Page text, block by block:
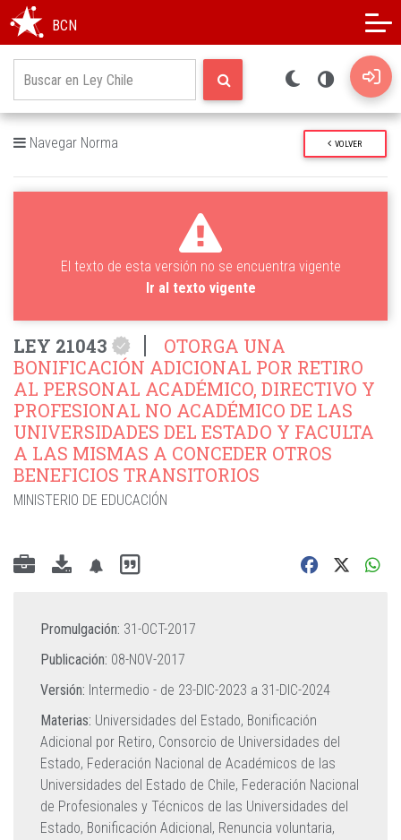
BCN
Navegar Norma VOLVER
El texto de esta versión no se encuentra vigente
Ir al texto vigente
LEY 21043
OTORGA UNA
BONIFICACIÓN ADICIONAL POR RETIRO
AL PERSONAL ACADÉMICO, DIRECTIVO Y
PROFESIONAL NO ACADÉMICO DE LAS
UNIVERSIDADES DEL ESTADO Y FACULTA
A LAS MISMAS A CONCEDER OTROS
BENEFICIOS TRANSITORIOS
MINISTERIO DE EDUCACIÓN
Promulgación: 31-OCT-2017
Publicación: 08-NOV-2017
Versión: Intermedio - de 23-DIC-2023 a 31-DIC-2024
Materias: Universidades del Estado, Bonificación
Adicional por Retiro, Consorcio de Universidades del
Estado, Federación Nacional de Académicos de las
Universidades del Estado de Chile, Federación Nacional
de Profesionales y Técnicos de las Universidades del
Estado, Bonificación Adicional, Renuncia voluntaria,